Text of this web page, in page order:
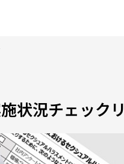
状況チェック